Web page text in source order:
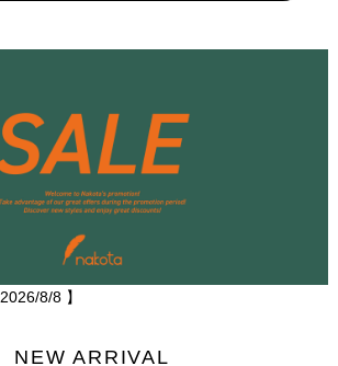
2026/8/8】
NEW ARRIVAL